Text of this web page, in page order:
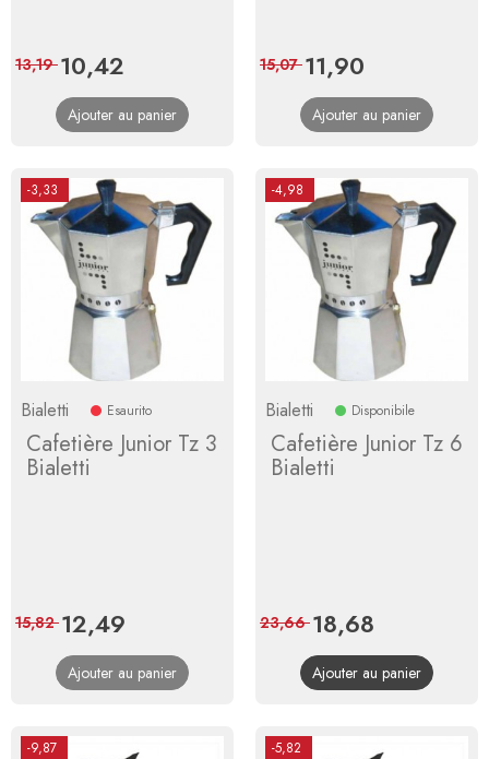
Prix
10,42
de
base
13,19
Ajouter au panier
Prix
11,90
de
base
15,07
Ajouter au panier
-3,33
Bialetti Esaurito
Cafetière Junior Tz 3
Bialetti
Prix
12,49
de
base
15,82
Ajouter au panier
-4,98
Bialetti Disponibile
Cafetière Junior Tz 6
Bialetti
Prix
18,68
de
base
23,66
Ajouter au panier
-9,87 -5,82